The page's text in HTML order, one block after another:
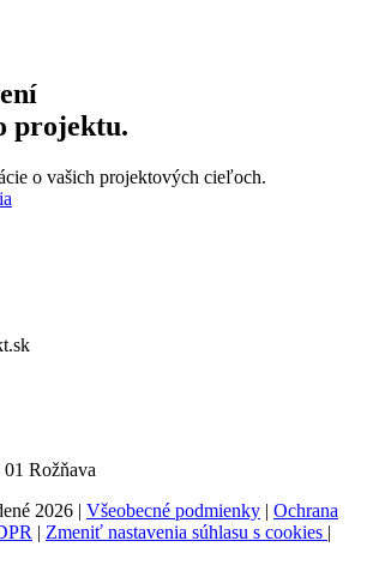
projektu.
o vašich projektových cieľoch.
01 Rožňava
2026 | Všeobecné podmienky | Ochrana
| Zmeniť nastavenia súhlasu s cookies |